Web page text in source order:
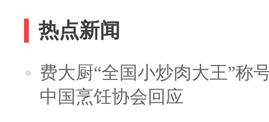
热点新闻
费大厨“全国小炒肉大王”称
中国烹饪协会回应